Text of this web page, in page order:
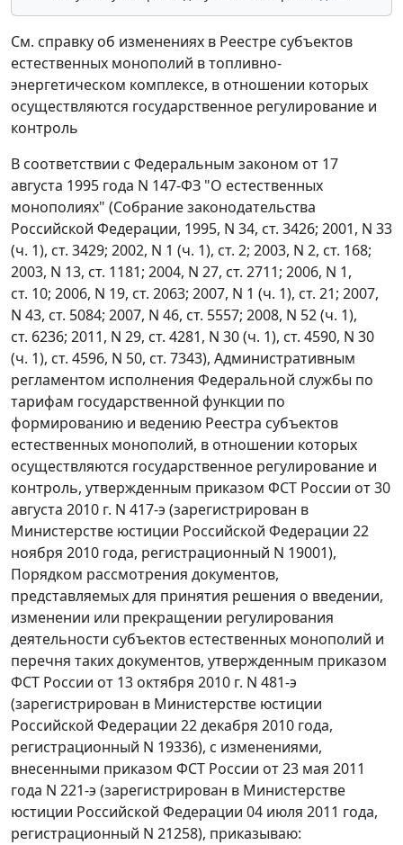
См. справку об изменениях в Реестре субъектов
естественных монополий в топливно-
энергетическом комплексе, в отношении которых
осуществляются государственное регулирование и
контроль
В соответствии с Федеральным законом от 17
августа 1995 года N 147-ФЗ "О естественных
монополиях" (Собрание законодательства
Российской Федерации, 1995, N 34, ст. 3426; 2001, N 33
(ч. 1), ст. 3429; 2002, N 1 (ч. 1), ст. 2; 2003, N 2, ст. 168;
2003, N 13, ст. 1181; 2004, N 27, ст. 2711; 2006, N 1,
ст. 10; 2006, N 19, ст. 2063; 2007, N 1 (ч. 1), ст. 21; 2007,
N 43, ст. 5084; 2007, N 46, ст. 5557; 2008, N 52 (ч. 1),
ст. 6236; 2011, N 29, ст. 4281, N 30 (ч. 1), ст. 4590, N 30
(ч. 1), ст. 4596, N 50, ст. 7343), Административным
регламентом исполнения Федеральной службы по
тарифам государственной функции по
формированию и ведению Реестра субъектов
естественных монополий, в отношении которых
осуществляются государственное регулирование и
контроль, утвержденным приказом ФСТ России от 30
августа 2010 г. N 417-э (зарегистрирован в
Министерстве юстиции Российской Федерации 22
ноября 2010 года, регистрационный N 19001),
Порядком рассмотрения документов,
представляемых для принятия решения о введении,
изменении или прекращении регулирования
деятельности субъектов естественных монополий и
перечня таких документов, утвержденным приказом
ФСТ России от 13 октября 2010 г. N 481-э
(зарегистрирован в Министерстве юстиции
Российской Федерации 22 декабря 2010 года,
регистрационный N 19336), с изменениями,
внесенными приказом ФСТ России от 23 мая 2011
года N 221-э (зарегистрирован в Министерстве
юстиции Российской Федерации 04 июля 2011 года,
регистрационный N 21258), приказываю: